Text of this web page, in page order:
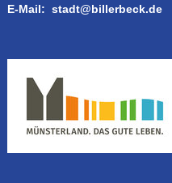
E-Mail: stadt@billerbeck.de